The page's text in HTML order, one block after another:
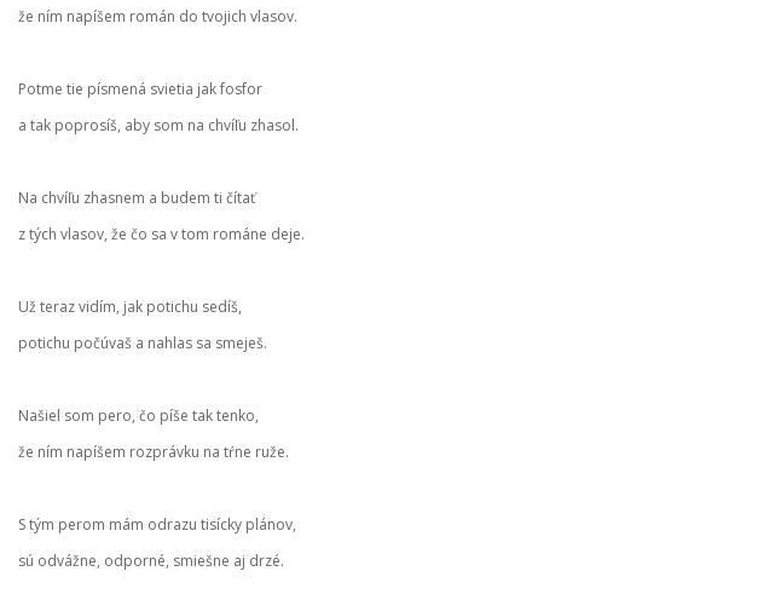
že ním napíšem román do tvojich vlasov.
Potme tie písmená svietia jak fosfor
a tak poprosíš, aby som na chvíľu zhasol.
Na chvíľu zhasnem a budem ti čítať
z tých vlasov, že čo sa v tom románe deje.
Už teraz vidím, jak potichu sedíš,
potichu počúvaš a nahlas sa smeješ.
Našiel som pero, čo píše tak tenko,
že ním napíšem rozprávku na tŕne ruže.
S tým perom mám odrazu tisícky plánov,
sú odvážne, odporné, smiešne aj drzé.